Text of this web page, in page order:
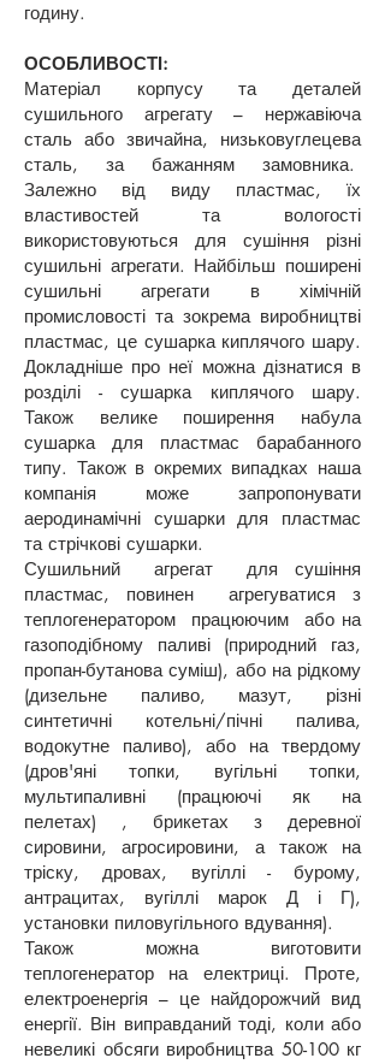
годину.
ОСОБЛИВОСТІ:
Матеріал корпусу та деталей
сушильного агрегату – нержавіюча
сталь або звичайна, низьковуглецева
сталь, за бажанням замовника.
Залежно від виду пластмас, їх
властивостей та вологості
використовуються для сушіння різні
сушильні агрегати. Найбільш поширені
сушильні агрегати в хімічній
промисловості та зокрема виробництві
пластмас, це сушарка киплячого шару.
Докладніше про неї можна дізнатися в
розділі - сушарка киплячого шару.
Також велике поширення набула
сушарка для пластмас барабанного
типу. Також в окремих випадках наша
компанія може запропонувати
аеродинамічні сушарки для пластмас
та стрічкові сушарки.
Сушильний агрегат для сушіння
пластмас, повинен агрегуватися з
теплогенератором працюючим або на
газоподібному паливі (природний газ,
пропан-бутанова суміш), або на рідкому
(дизельне паливо, мазут, різні
синтетичні котельні/пічні палива,
водокутне паливо), або на твердому
(дров'яні топки, вугільні топки,
мультипаливні (працюючі як на
пелетах) , брикетах з деревної
сировини, агросировини, а також на
тріску, дровах, вугіллі - бурому,
антрацитах, вугіллі марок Д і Г),
установки пиловугільного вдування).
Також можна виготовити
теплогенератор на електриці. Проте,
електроенергія – це найдорожчий вид
енергії. Він виправданий тоді, коли або
невеликі обсяги виробництва 50-100 кг